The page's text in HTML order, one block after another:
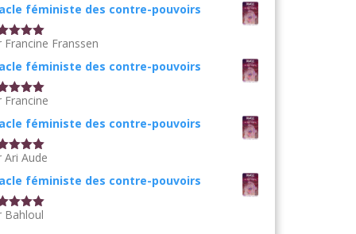
féministe des contre-pouvoirs
5sur
Francine Franssen
féministe des contre-pouvoirs
5sur
Francine
féministe des contre-pouvoirs
5 sur
Ari Aude
féministe des contre-pouvoirs
5sur
Bahloul